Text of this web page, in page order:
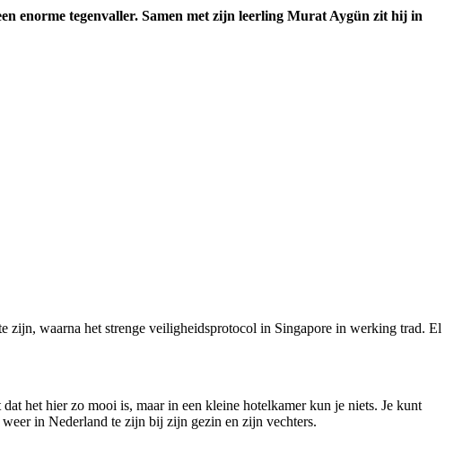
enorme tegenvaller. Samen met zijn leerling Murat Aygün zit hij in
zijn, waarna het strenge veiligheidsprotocol in Singapore in werking trad. El
het hier zo mooi is, maar in een kleine hotelkamer kun je niets. Je kunt
in Nederland te zijn bij zijn gezin en zijn vechters.